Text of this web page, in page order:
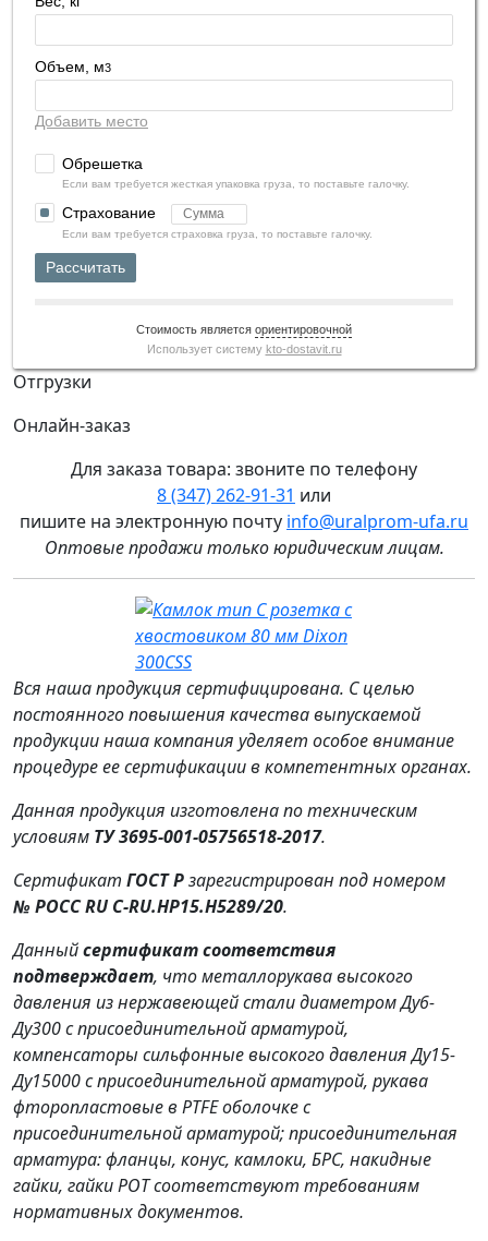
Объем, м3
Добавить место
Обрешетка
Если вам требуется жесткая упаковка груза, то поставьте галочку.
Страхование
Если вам требуется страховка груза, то поставьте галочку.
Рассчитать
Стоимость является ориентировочной
Использует систему kto-dostavit.ru
Отгрузки
Онлайн-заказ
Для заказа товара: звоните по телефону
8 (347) 262‑91‑31 или
пишите на электронную почту info@uralprom-ufa.ru
Оптовые продажи только юридическим лицам.
Вся наша продукция сертифицирована. С целью
постоянного повышения качества выпускаемой
продукции наша компания уделяет особое внимание
процедуре ее сертификации в компетентных органах.
Данная продукция изготовлена по техническим
условиям ТУ 3695‑001‑05756518‑2017.
Сертификат ГОСТ Рзарегистрирован под номером
№ РОСС RU C‑RU.HP15.H5289/20.
Данныйсертификат соответствия
подтверждает, что металлорукава высокого
давления из нержавеющей стали диаметром Ду6-
Ду300 с присоединительной арматурой,
компенсаторы сильфонные высокого давления Ду15-
Ду15000 с присоединительной арматурой, рукава
фторопластовые в PTFE оболочке с
присоединительной арматурой; присоединительная
арматура: фланцы, конус, камлоки, БРС, накидные
гайки, гайки РОТ соответствуют требованиям
нормативных документов.